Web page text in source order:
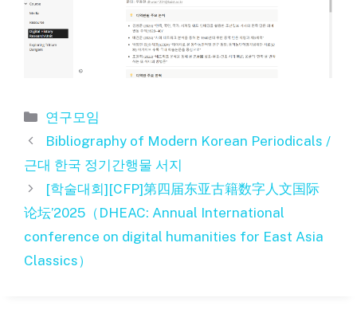
카
테
리
연구모임
Bibliography of Modern Korean Periodicals /
근대 한국 정기간행물 서지
[학술대회][CFP]第四届东亚古籍数字人文国际
论坛’2025（DHEAC: Annual International
conference on digital humanities for East Asia
Classics）